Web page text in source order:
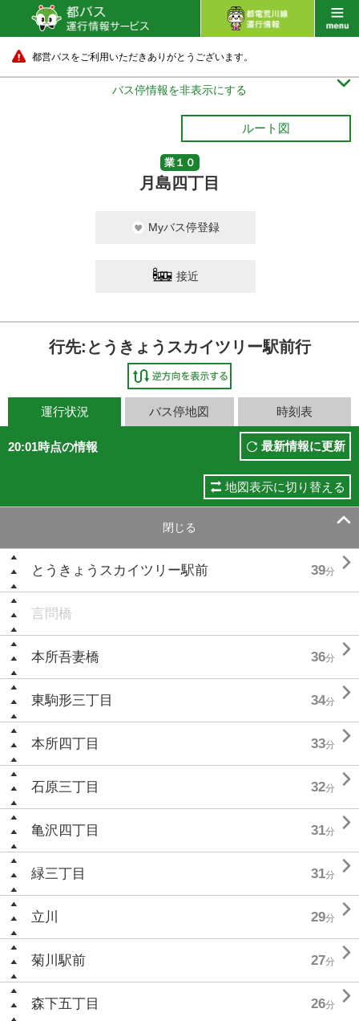
都営バスをご利用いただきありがとうございます。
バス停情報を非表示にする 
ルート図
業１０
月島四丁目
Myバス停登録
接近
行先:とうきょうスカイツリー駅前行
運行状況 バス停地図 時刻表
20:01時点の情報 最新情報に更新
地図表示に切り替える
閉じる 
とうきょうスカイツリー駅前 39分 
言問橋
本所吾妻橋 36分 
東駒形三丁目 34分 
本所四丁目 33分 
石原三丁目 32分 
亀沢四丁目 31分 
緑三丁目 31分 
立川 29分 
菊川駅前 27分 
森下五丁目 26分 